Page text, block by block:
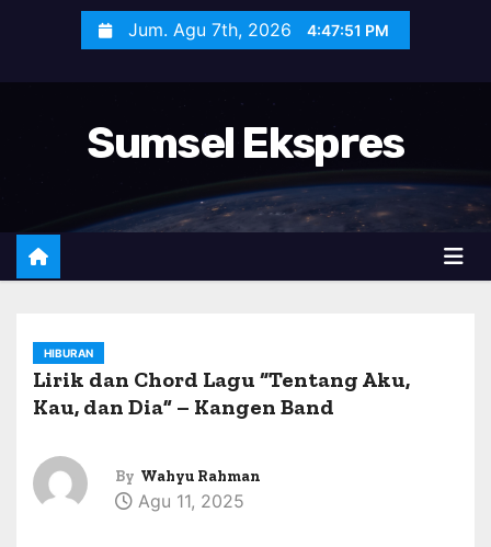
Jum. Agu 7th, 2026 4:47:52 PM
Sumsel Ekspres
HIBURAN
Lirik dan Chord Lagu “Tentang Aku,
Kau, dan Dia” – Kangen Band
By Wahyu Rahman
Agu 11, 2025